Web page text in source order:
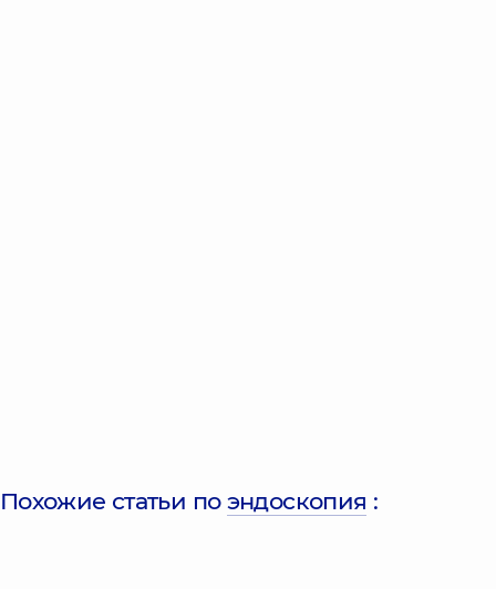
Похожие статьи по эндоскопия :